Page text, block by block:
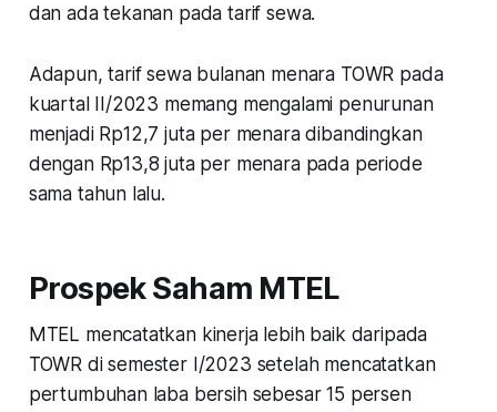
dan ada tekanan pada tarif sewa.
Adapun, tarif sewa bulanan menara TOWR pada
kuartal II/2023 memang mengalami penurunan
menjadi Rp12,7 juta per menara dibandingkan
dengan Rp13,8 juta per menara pada periode
sama tahun lalu.
Prospek Saham MTEL
MTEL mencatatkan kinerja lebih baik daripada
TOWR di semester I/2023 setelah mencatatkan
pertumbuhan laba bersih sebesar 15 persen